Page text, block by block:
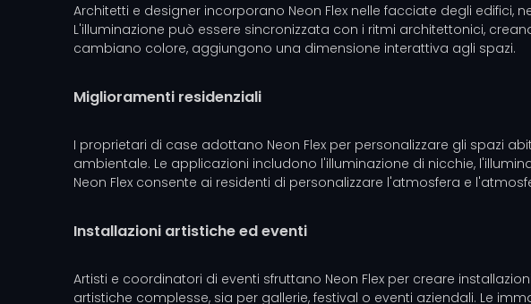
Architetti e designer incorporano Neon Flex nelle facciate degli
L'illuminazione può essere sincronizzata con i ritmi architettonici,
cambiano colore, aggiungono una dimensione interattiva agli spazi.
Miglioramenti residenziali
I proprietari di case adottano Neon Flex per personalizzare gli spazi
ambientale. Le applicazioni includono l'illuminazione di nicchie,
Neon Flex consente ai residenti di personalizzare l'atmosfera e
Installazioni artistiche ed eventi
Artisti e coordinatori di eventi sfruttano Neon Flex per creare
artistiche complesse, sia per gallerie, festival o eventi aziendali. Le